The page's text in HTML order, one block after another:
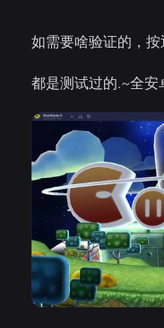
如需要啥验证的，
都是测试过的.~全安